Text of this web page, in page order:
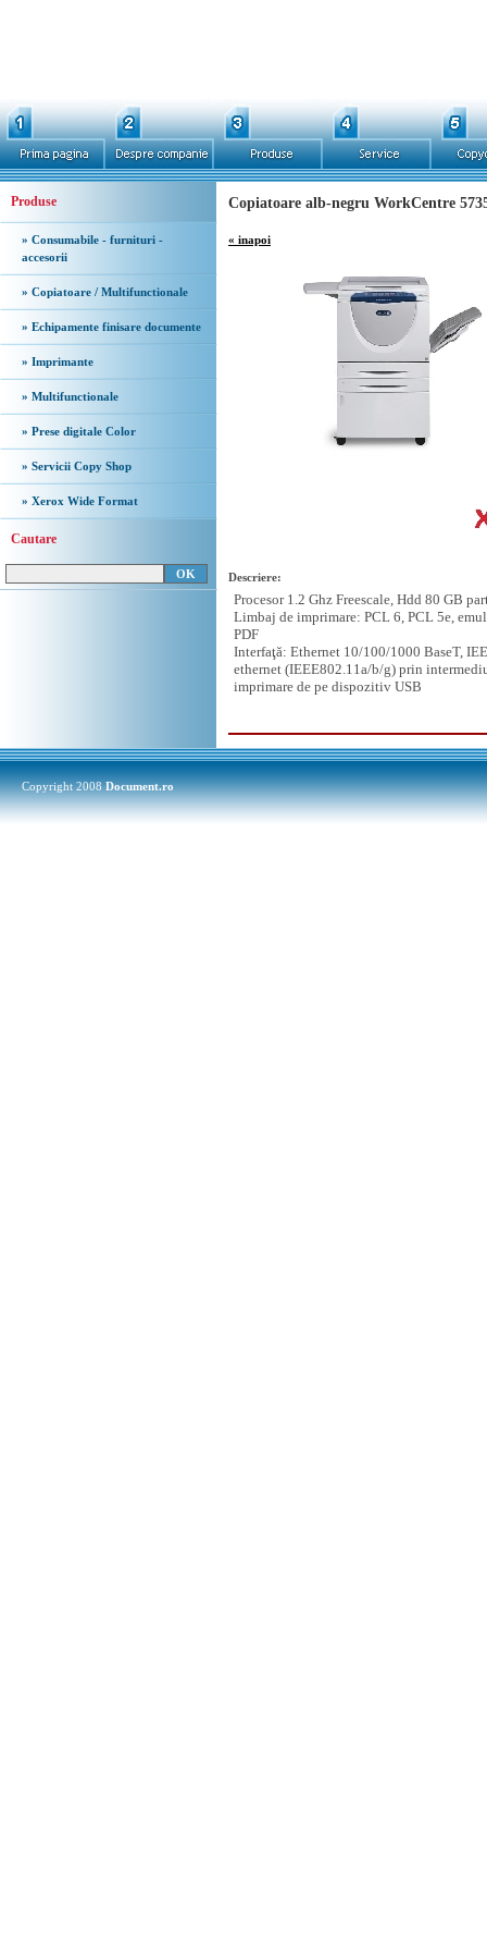
Produse
» Consumabile - furnituri -
accesorii
» Copiatoare / Multifunctionale
» Echipamente finisare documente
» Imprimante
» Multifunctionale
» Prese digitale Color
» Servicii Copy Shop
» Xerox Wide Format
Cautare
Copiatoare alb-negru WorkCentre
« inapoi
Descriere:
Procesor 1.2 Ghz Freescale, Hdd 80 GB
Limbaj de imprimare: PCL 6, PCL 5e,
PDF
Interfaţă: Ethernet 10/100/1000 BaseT,
ethernet (IEEE802.11a/b/g) prin
imprimare de pe dispozitiv USB
Copyright 2008Document.ro